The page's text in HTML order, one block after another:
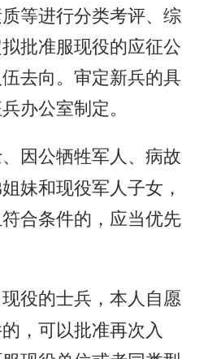
等进行分类考评、综
批准服现役的应征公
去向。审定新兵的具
办公室制定。
因公牺牲军人、病故
妹和现役军人子女，
合条件的，应当优先
役的士兵，本人自愿
，可以批准再次入